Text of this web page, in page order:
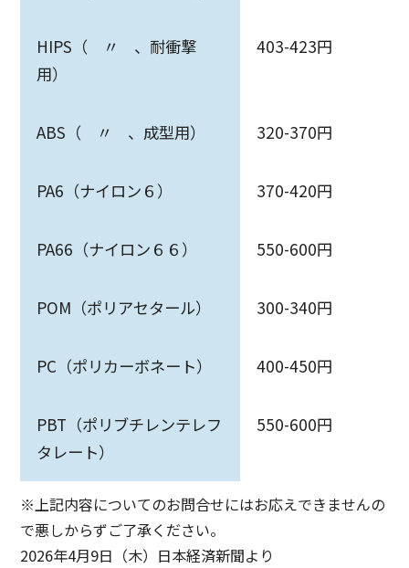
HIPS（ 〃 、耐衝撃
用）
403-423円
ABS（ 〃 、成型用） 320-370円
PA6（ナイロン６） 370-420円
PA66（ナイロン６６） 550-600円
POM（ポリアセタール） 300-340円
PC（ポリカーボネート） 400-450円
PBT（ポリブチレンテレフ
タレート）
550-600円
※上記内容についてのお問合せにはお応えできませんの
で悪しからずご了承ください。
2026年4月9日（木）日本経済新聞より